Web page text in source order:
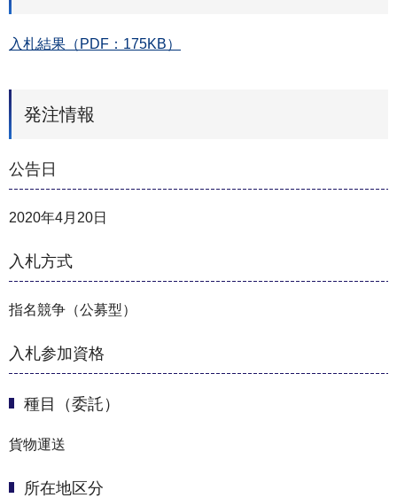
入札結果（PDF：175KB）
発注情報
公告日
2020年4月20日
入札方式
指名競争（公募型）
入札参加資格
種目（委託）
貨物運送
所在地区分